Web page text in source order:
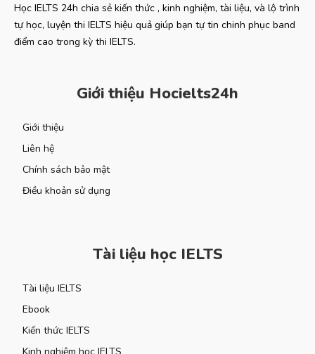
Học IELTS 24h chia sẻ kiến thức , kinh nghiệm, tài liệu, và lộ trình
tự học, luyện thi IELTS hiệu quả giúp bạn tự tin chinh phục band
điểm cao trong kỳ thi IELTS.
Giới thiệu Hocielts24h
Giới thiệu
Liên hệ
Chính sách bảo mật
Điều khoản sử dụng
Tài liệu học IELTS
Tài liệu IELTS
Ebook
Kiến thức IELTS